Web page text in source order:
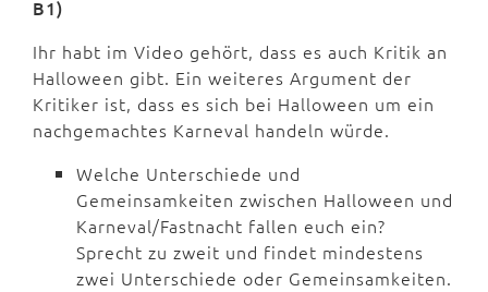
B1)
Ihr habt im Video gehört, dass es auch Kritik an
Halloween gibt. Ein weiteres Argument der
Kritiker ist, dass es sich bei Halloween um ein
nachgemachtes Karneval handeln würde.
Welche Unterschiede und
Gemeinsamkeiten zwischen Halloween und
Karneval/Fastnacht fallen euch ein?
Sprecht zu zweit und findet mindestens
zwei Unterschiede oder Gemeinsamkeiten.